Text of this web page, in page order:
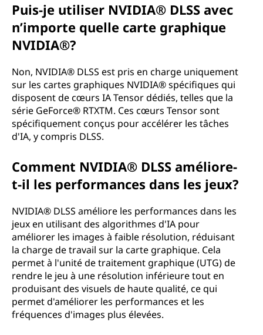
Puis-je utiliser NVIDIA® DLSS avec
n’importe quelle carte graphique
NVIDIA®?
Non, NVIDIA® DLSS est pris en charge uniquement
sur les cartes graphiques NVIDIA® spécifiques qui
disposent de cœurs IA Tensor dédiés, telles que la
série GeForce® RTXTM. Ces cœurs Tensor sont
spécifiquement conçus pour accélérer les tâches
d'IA, y compris DLSS.
Comment NVIDIA® DLSS améliore-
t-il les performances dans les jeux?
NVIDIA® DLSS améliore les performances dans les
jeux en utilisant des algorithmes d'IA pour
améliorer les images à faible résolution, réduisant
la charge de travail sur la carte graphique. Cela
permet à l'unité de traitement graphique (UTG) de
rendre le jeu à une résolution inférieure tout en
produisant des visuels de haute qualité, ce qui
permet d'améliorer les performances et les
fréquences d'images plus élevées.